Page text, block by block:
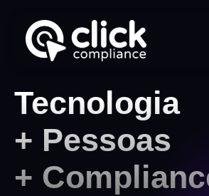
Tecnologia
+ Pessoas
+